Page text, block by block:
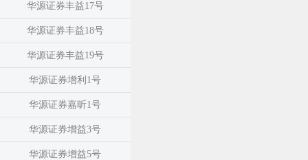
华源证券丰益17号
华源证券丰益18号
华源证券丰益19号
华源证券增利1号
华源证券嘉昕1号
华源证券增益3号
华源证券增益5号